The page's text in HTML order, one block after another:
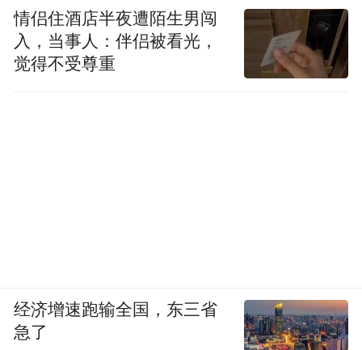
情侣住酒店半夜遭陌生男闯
入，当事人：伴侣被看光，
觉得不受尊重
经济增速跑输全国，东三省
急了